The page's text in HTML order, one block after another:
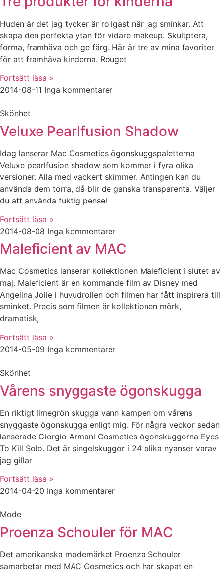
Huden är det jag tycker är roligast när jag sminkar. Att
skapa den perfekta ytan för vidare makeup. Skultptera,
forma, framhäva och ge färg. Här är tre av mina favoriter
för att framhäva kinderna. Rouget
Fortsätt läsa »
2014-08-11 Inga kommentarer
Skönhet
Veluxe Pearlfusion Shadow
Idag lanserar Mac Cosmetics ögonskuggspaletterna
Veluxe pearlfusion shadow som kommer i fyra olika
versioner. Alla med vackert skimmer. Antingen kan du
använda dem torra, då blir de ganska transparenta. Väljer
du att använda fuktig pensel
Fortsätt läsa »
2014-08-08 Inga kommentarer
Maleficient av MAC
Mac Cosmetics lanserar kollektionen Maleficient i slutet av
maj. Maleficient är en kommande film av Disney med
Angelina Jolie i huvudrollen och filmen har fått inspirera till
sminket. Precis som filmen är kollektionen mörk,
dramatisk,
Fortsätt läsa »
2014-05-09 Inga kommentarer
Skönhet
Vårens snyggaste ögonskugga
En riktigt limegrön skugga vann kampen om vårens
snyggaste ögonskugga enligt mig. För några veckor sedan
lanserade Giorgio Armani Cosmetics ögonskuggorna Eyes
To Kill Solo. Det är singelskuggor i 24 olika nyanser varav
jag gillar
Fortsätt läsa »
2014-04-20 Inga kommentarer
Mode
Proenza Schouler för MAC
Det amerikanska modemärket Proenza Schouler
samarbetar med MAC Cosmetics och har skapat en